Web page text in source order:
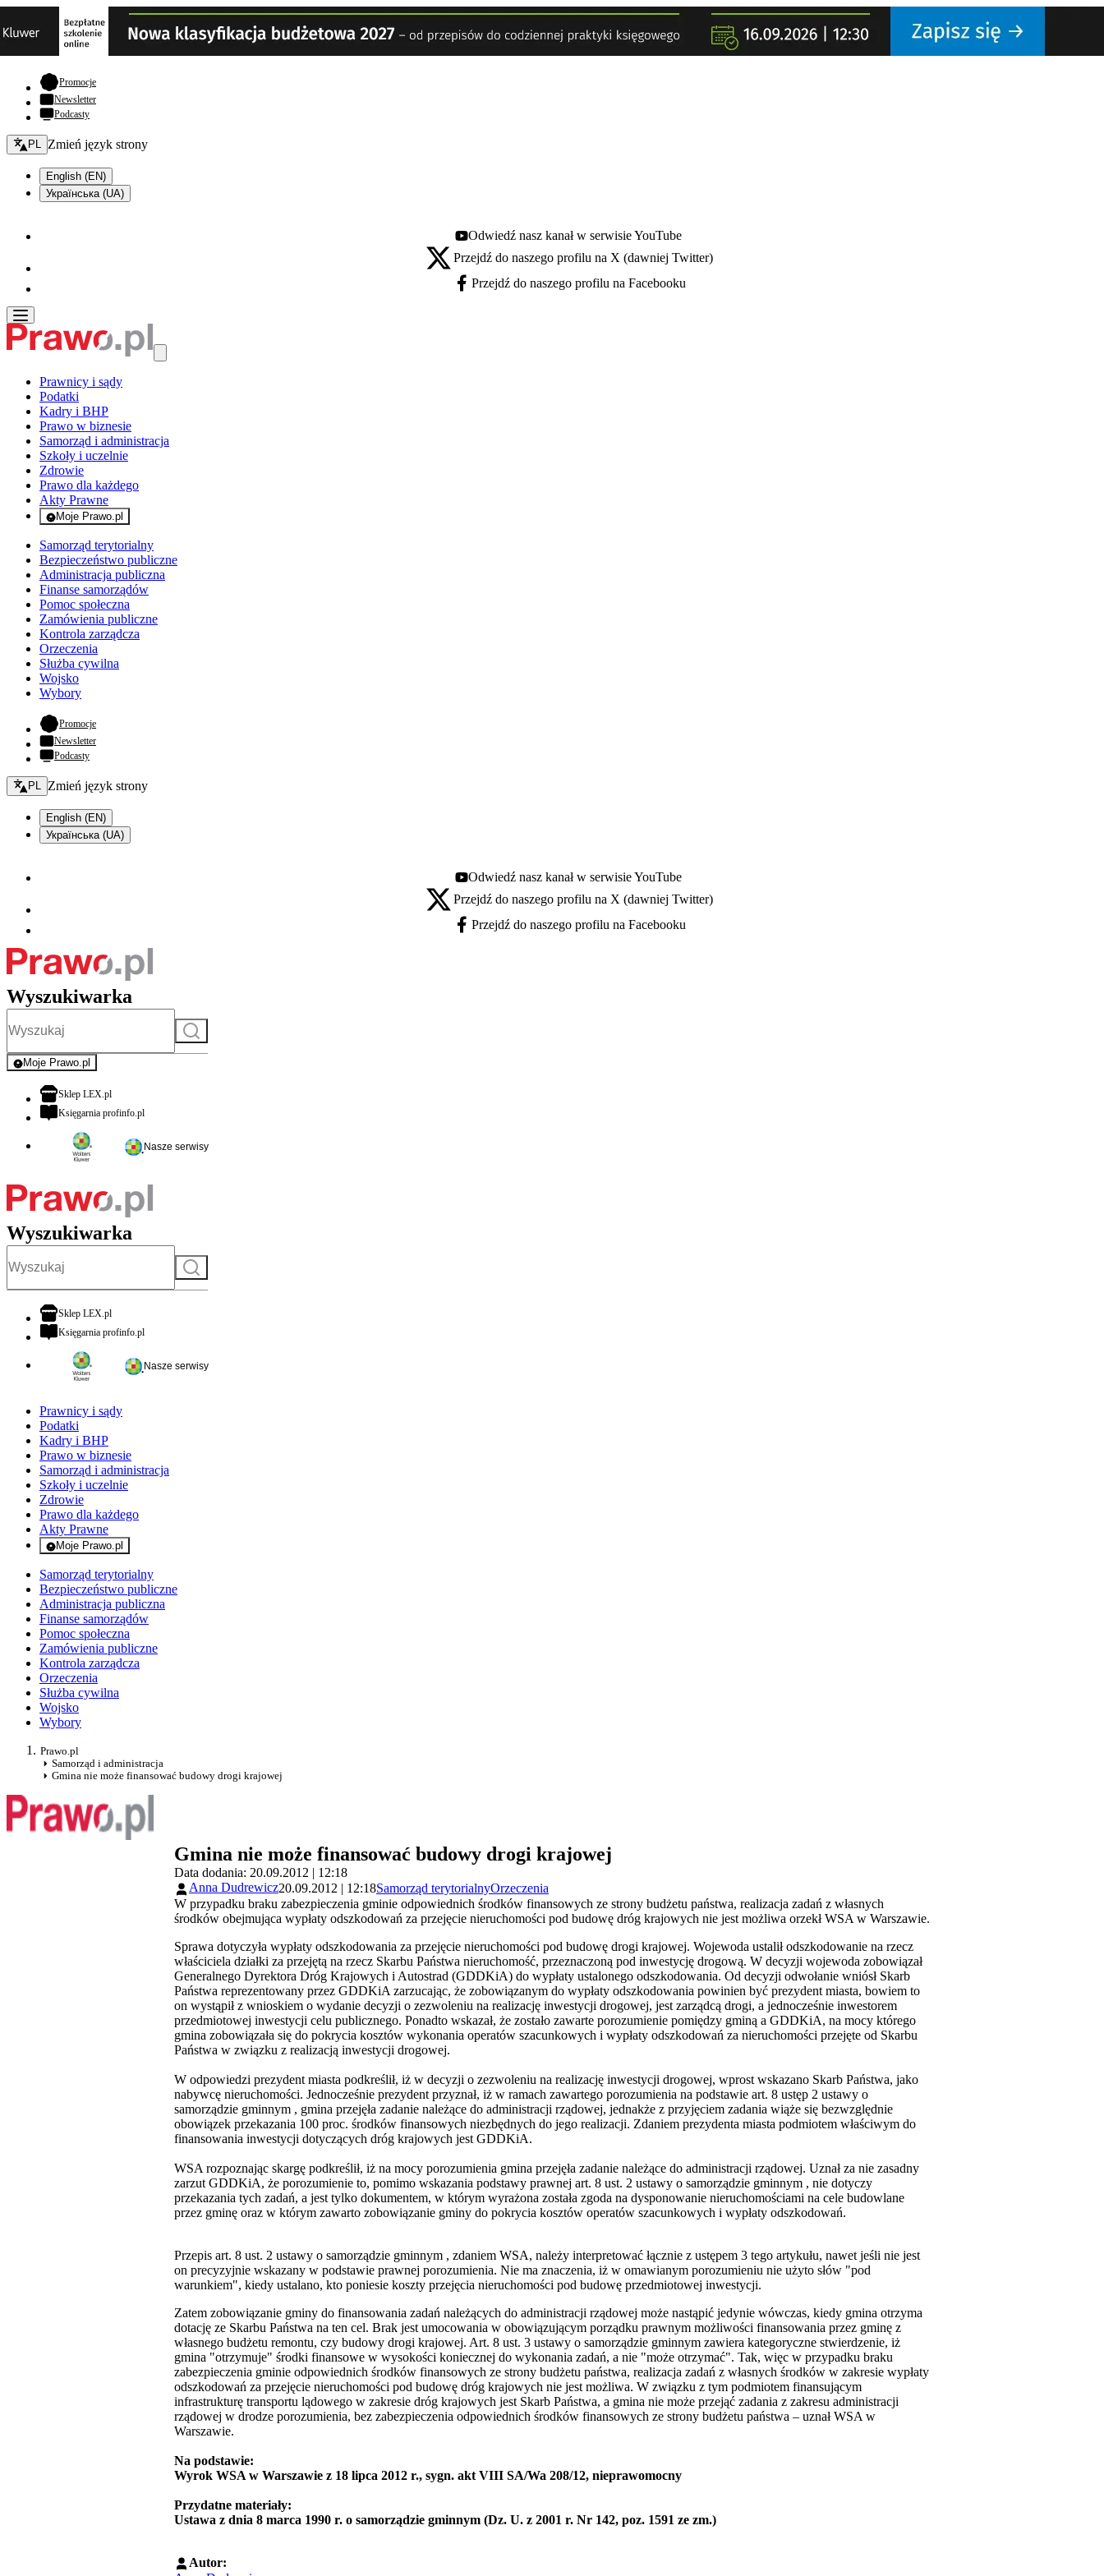
Promocje- otwiera się w nowej karcie
Newsletter
Podcasty
Zmień język - bieżący:
PL Zmień język strony
English (EN)
Українська (UA)
Youtube - otwiera się w nowej karcie
Odwiedź nasz kanał w serwisie YouTube
X - otwiera się w nowej karcie
Przejdź do naszego profilu na X (dawniej Twitter)
Facebook - otwiera się w nowej karcie
Przejdź do naszego profilu na Facebooku
Prawnicy i sądy
Podatki
Kadry i BHP
Prawo w biznesie
Samorząd i administracja
Szkoły i uczelnie
Zdrowie
Prawo dla każdego
Akty Prawne
Moje Prawo.pl
- rejestracja i logowanie do serwisu
Samorząd terytorialny
Bezpieczeństwo publiczne
Administracja publiczna
Finanse samorządów
Pomoc społeczna
Zamówienia publiczne
Kontrola zarządcza
Orzeczenia
Służba cywilna
Wojsko
Wybory
Promocje- otwiera się w nowej karcie
Newsletter
Podcasty
Zmień język - bieżący:
PL Zmień język strony
English (EN)
Українська (UA)
Youtube - otwiera się w nowej karcie
Odwiedź nasz kanał w serwisie YouTube
X - otwiera się w nowej karcie
Przejdź do naszego profilu na X (dawniej Twitter)
Facebook - otwiera się w nowej karcie
Przejdź do naszego profilu na Facebooku
Wyszukiwarka
Szukaj
Moje Prawo.pl
- rejestracja i logowanie do serwisu
Sklep LEX.plotwiera się w nowej karcie
Księgarnia profinfo.plotwiera się w nowej karcie
Nasze serwisy
Wyszukiwarka
Szukaj
Sklep LEX.plotwiera się w nowej karcie
Księgarnia profinfo.plotwiera się w nowej karcie
Nasze serwisy
Prawnicy i sądy
Podatki
Kadry i BHP
Prawo w biznesie
Samorząd i administracja
Szkoły i uczelnie
Zdrowie
Prawo dla każdego
Akty Prawne
Moje Prawo.pl
- rejestracja i logowanie do serwisu
Samorząd terytorialny
Bezpieczeństwo publiczne
Administracja publiczna
Finanse samorządów
Pomoc społeczna
Zamówienia publiczne
Kontrola zarządcza
Orzeczenia
Służba cywilna
Wojsko
Wybory
Prawo.pl
Samorząd i administracja
Gmina nie może finansować budowy drogi krajowej
Gmina nie może finansować budowy drogi krajowej
Data dodania: 20.09.2012 | 12:18
Anna Dudrewicz20.09.2012 | 12:18Samorząd terytorialnyOrzeczenia
W przypadku braku zabezpieczenia gminie odpowiednich środków finansowych ze strony budżetu państwa, realizacja zadań z własnych
środków obejmująca wypłaty odszkodowań za przejęcie nieruchomości pod budowę dróg krajowych nie jest możliwa orzekł WSA w Warszawie.
Sprawa dotyczyła wypłaty odszkodowania za przejęcie nieruchomości pod budowę drogi krajowej. Wojewoda ustalił odszkodowanie na rzecz
właściciela działki za przejętą na rzecz Skarbu Państwa nieruchomość, przeznaczoną pod inwestycję drogową. W decyzji wojewoda zobowiązał
Generalnego Dyrektora Dróg Krajowych i Autostrad (GDDKiA) do wypłaty ustalonego odszkodowania. Od decyzji odwołanie wniósł Skarb
Państwa reprezentowany przez GDDKiA zarzucając, że zobowiązanym do wypłaty odszkodowania powinien być prezydent miasta, bowiem to
on wystąpił z wnioskiem o wydanie decyzji o zezwoleniu na realizację inwestycji drogowej, jest zarządcą drogi, a jednocześnie inwestorem
przedmiotowej inwestycji celu publicznego. Ponadto wskazał, że zostało zawarte porozumienie pomiędzy gminą a GDDKiA, na mocy którego
gmina zobowiązała się do pokrycia kosztów wykonania operatów szacunkowych i wypłaty odszkodowań za nieruchomości przejęte od Skarbu
Państwa w związku z realizacją inwestycji drogowej.
W odpowiedzi prezydent miasta podkreślił, iż w decyzji o zezwoleniu na realizację inwestycji drogowej, wprost wskazano Skarb Państwa, jako
nabywcę nieruchomości. Jednocześnie prezydent przyznał, iż w ramach zawartego porozumienia na podstawie art. 8 ustęp 2 ustawy o
samorządzie gminnym , gmina przejęła zadanie należące do administracji rządowej, jednakże z przyjęciem zadania wiąże się bezwzględnie
obowiązek przekazania 100 proc. środków finansowych niezbędnych do jego realizacji. Zdaniem prezydenta miasta podmiotem właściwym do
finansowania inwestycji dotyczących dróg krajowych jest GDDKiA.
WSA rozpoznając skargę podkreślił, iż na mocy porozumienia gmina przejęła zadanie należące do administracji rządowej. Uznał za nie zasadny
zarzut GDDKiA, że porozumienie to, pomimo wskazania podstawy prawnej art. 8 ust. 2 ustawy o samorządzie gminnym , nie dotyczy
przekazania tych zadań, a jest tylko dokumentem, w którym wyrażona została zgoda na dysponowanie nieruchomościami na cele budowlane
przez gminę oraz w którym zawarto zobowiązanie gminy do pokrycia kosztów operatów szacunkowych i wypłaty odszkodowań.
Przepis art. 8 ust. 2 ustawy o samorządzie gminnym , zdaniem WSA, należy interpretować łącznie z ustępem 3 tego artykułu, nawet jeśli nie jest
on precyzyjnie wskazany w podstawie prawnej porozumienia. Nie ma znaczenia, iż w omawianym porozumieniu nie użyto słów "pod
warunkiem", kiedy ustalano, kto poniesie koszty przejęcia nieruchomości pod budowę przedmiotowej inwestycji.
Zatem zobowiązanie gminy do finansowania zadań należących do administracji rządowej może nastąpić jedynie wówczas, kiedy gmina otrzyma
dotację ze Skarbu Państwa na ten cel. Brak jest umocowania w obowiązującym porządku prawnym możliwości finansowania przez gminę z
własnego budżetu remontu, czy budowy drogi krajowej. Art. 8 ust. 3 ustawy o samorządzie gminnym zawiera kategoryczne stwierdzenie, iż
gmina "otrzymuje" środki finansowe w wysokości koniecznej do wykonania zadań, a nie "może otrzymać". Tak, więc w przypadku braku
zabezpieczenia gminie odpowiednich środków finansowych ze strony budżetu państwa, realizacja zadań z własnych środków w zakresie wypłaty
odszkodowań za przejęcie nieruchomości pod budowę dróg krajowych nie jest możliwa. W związku z tym podmiotem finansującym
infrastrukturę transportu lądowego w zakresie dróg krajowych jest Skarb Państwa, a gmina nie może przejąć zadania z zakresu administracji
rządowej w drodze porozumienia, bez zabezpieczenia odpowiednich środków finansowych ze strony budżetu państwa – uznał WSA w
Warszawie.
Na podstawie:
Wyrok WSA w Warszawie z 18 lipca 2012 r., sygn. akt VIII SA/Wa 208/12, nieprawomocny
Przydatne materiały:
Ustawa z dnia 8 marca 1990 r. o samorządzie gminnym (Dz. U. z 2001 r. Nr 142, poz. 1591 ze zm.)
Autor: